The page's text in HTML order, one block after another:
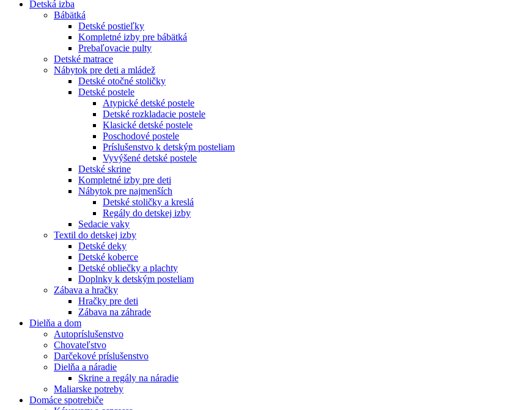
Detská izba
Bábätká
Detské postieľky
Kompletné izby pre bábätká
Prebaľovacie pulty
Detské matrace
Nábytok pre deti a mládež
Detské otočné stoličky
Detské postele
Atypické detské postele
Detské rozkladacie postele
Klasické detské postele
Poschodové postele
Príslušenstvo k detským posteliam
Vyvýšené detské postele
Detské skrine
Kompletné izby pre deti
Nábytok pre najmenších
Detské stoličky a kreslá
Regály do detskej izby
Sedacie vaky
Textil do detskej izby
Detské deky
Detské koberce
Detské obliečky a plachty
Doplnky k detským posteliam
Zábava a hračky
Hračky pre deti
Zábava na záhrade
Dielňa a dom
Autopríslušenstvo
Chovateľstvo
Darčekové príslušenstvo
Dielňa a náradie
Skrine a regály na náradie
Maliarske potreby
Domáce spotrebiče